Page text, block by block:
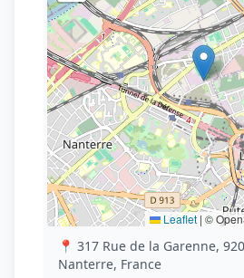
Leaflet | ©
📍 317 Rue de la Garenne,
Nanterre, France